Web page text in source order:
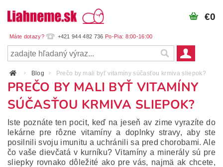
+421 944 482 736
€0
Blog Prečo by mali byť vitamíny súčasťou krmiva sliepok?
PREČO BY MALI BYŤ VITAMÍNY
SÚČASŤOU KRMIVA SLIEPOK?
Iste poznáte ten pocit, keď na jeseň av zime vyrazíte do
lekárne pre rôzne vitamíny a doplnky stravy, aby ste
posilnili svoju imunitu a uchránili sa pred chorobami. Ale
čo vaše dievčatá v kurníku? Vitamíny a minerály sú pre
sliepky rovnako dôležité ako pre vás, najmä ak chcete,